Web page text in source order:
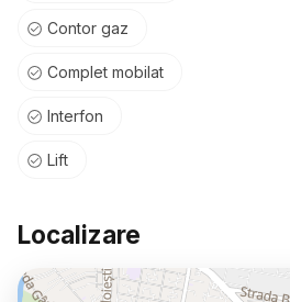
Contor gaz
Complet mobilat
Interfon
Lift
Localizare